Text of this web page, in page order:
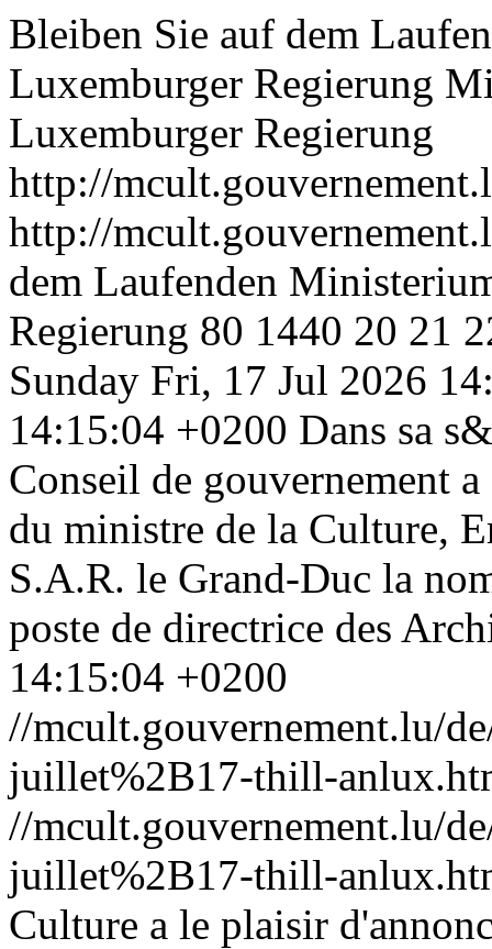
Bleiben Sie auf dem
Luxemburger Regierung
Luxemburger Regierung
http://
http://
dem Laufenden
Regierung 80 1440 20 21
Sunday Fri, 17 Jul 2026
14:15:04 +0200 Dans sa
Conseil de gouvernement
du ministre de la Culture,
S.A.R. le Grand-Duc la
poste de directrice des
14:15:04 +0200
//mcult.gouvernement.lu/
juillet%2B17-thill-
//mcult.gouvernement.lu/
juillet%2B17-thill-
Culture a le plaisir